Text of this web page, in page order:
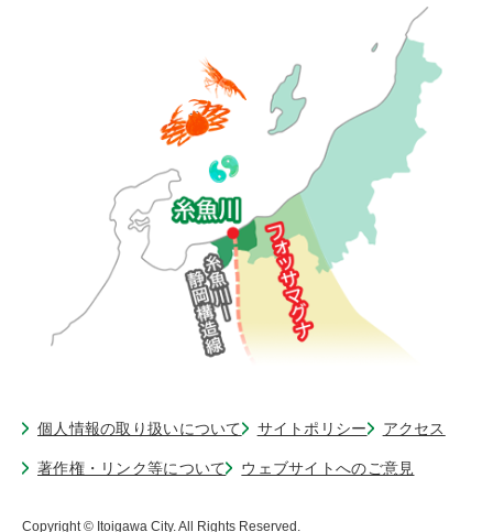
個人情報の取り扱いについて サイトポリシー アクセス
著作権・リンク等について ウェブサイトへのご意見
Copyright © Itoigawa City. All Rights Reserved.